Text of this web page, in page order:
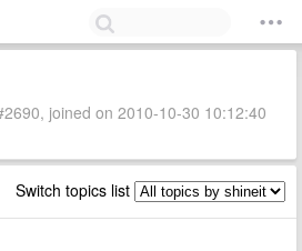
joined on 2010-10-30 10:12:40
Switch topics list